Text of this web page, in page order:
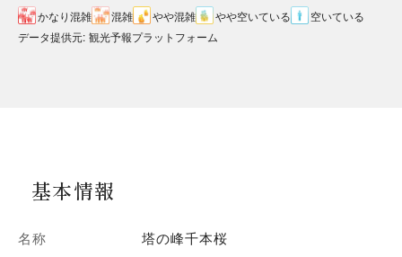
かなり混雑 混雑 やや混雑 やや空いている
空いている
データ提供元: 観光予報プラットフォーム
基本情報
名称 塔の峰千本桜